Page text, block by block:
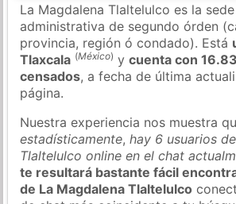
La Magdalena Tlaltelulco es la
administrativa de segundo órden
provincia, región ó condado). Está
Tlaxcala (México) ycuenta con
censados, a fecha de última
página.
Nuestra experiencia nos muestra
estadísticamente,hay 6 usuarios
Tlaltelulco online en el chat
te resultará bastante fácil
de La Magdalena Tlaltelulco